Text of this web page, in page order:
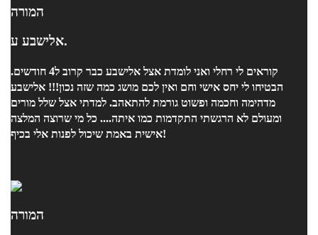
המורה
אלישבע ע.
קוראים לי רחלי ואני לומדת אצל אלישבע כבר קרוב ל4 חודשים.
הבטיחו לי יחס אישי וחם ואין לכם מושג כמה שזה נכון!!! אלישבע
מדהימה וחכמה ופשוט גורמת להתאהב. למדתי אצל שלל מורים
ומעולם לא הרגשתי התקדמות כמו איתה.... כל מי שרוצה המלצה
אישית באמת שיכול לפנות אלי בכיף!
המורה